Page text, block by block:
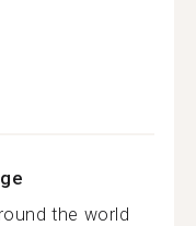
the world